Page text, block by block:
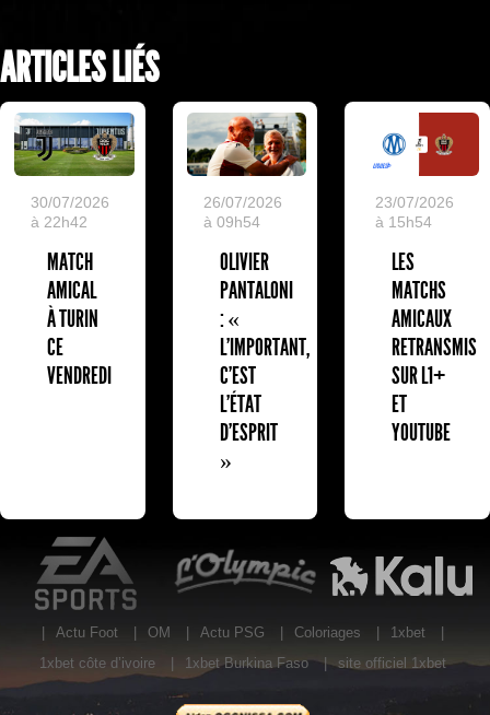
ARTICLES LIÉS
30/07/2026
à 22h42
MATCH
AMICAL
À TURIN
CE
VENDREDI
26/07/2026
à 09h54
OLIVIER
PANTALONI
: «
L'IMPORTANT,
C'EST
L'ÉTAT
D'ESPRIT
»
23/07/2026
à 15h54
LES
MATCHS
AMICAUX
RETRANSMIS
SUR L1+
ET
YOUTUBE
EA Sports
| Actu Foot | OM | Actu PSG | Coloriages | 1xbet
|
1xbet côte d’ivoire
| 1xbet Burkina Faso | site officiel 1xbet